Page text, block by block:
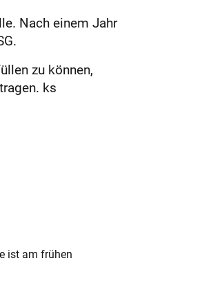
Nach einem Jahr
zu können,
ks
ist am frühen